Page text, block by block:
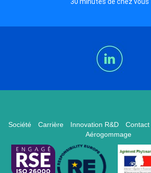
30 minutes de chez vous
Société Carrière Innovation R&D Contact
Aérogommage